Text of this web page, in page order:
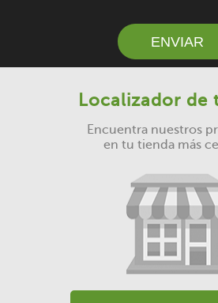
ENVIAR
Localizador de
Encuentra nuestros
en tu tienda más